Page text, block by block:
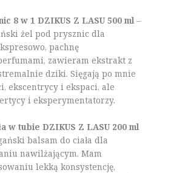
8 w 1 DZIKUS Z LASU 500 ml –
żel pod prysznic dla
pachnę
zawieram ekstrakt z
dziki. Sięgają po mnie
ekscentrycy i ekspaci, ale
i eksperymentatorzy.
w tubie DZIKUS Z LASU 200 ml
balsam do ciała dla
nawilżającym. Mam
lekką konsystencję,